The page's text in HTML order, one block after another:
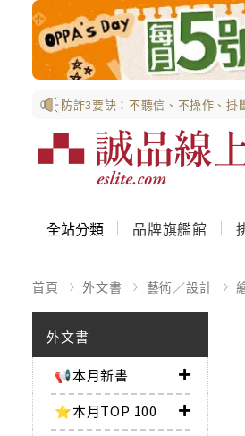
防詐3要訣：不聽信、不操作、掛
全站分類 品牌旗艦館
首頁 外文書 藝術／設計
外文書
📢本月新書
⭐本月TOP 100